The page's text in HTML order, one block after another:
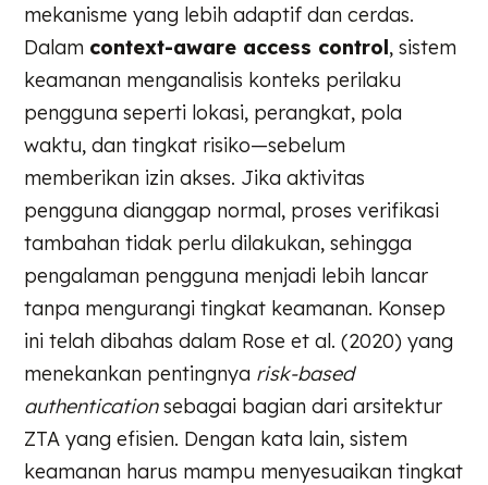
mekanisme yang lebih adaptif dan cerdas.
Dalam context-aware access control, sistem
keamanan menganalisis konteks perilaku
pengguna seperti lokasi, perangkat, pola
waktu, dan tingkat risiko—sebelum
memberikan izin akses. Jika aktivitas
pengguna dianggap normal, proses verifikasi
tambahan tidak perlu dilakukan, sehingga
pengalaman pengguna menjadi lebih lancar
tanpa mengurangi tingkat keamanan. Konsep
ini telah dibahas dalam Rose et al. (2020) yang
menekankan pentingnya risk-based
authenticationsebagai bagian dari arsitektur
ZTA yang efisien. Dengan kata lain, sistem
keamanan harus mampu menyesuaikan tingkat